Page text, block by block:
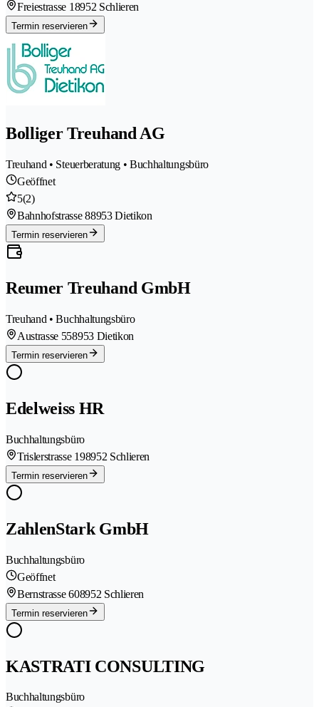
Freiestrasse 18952 Schlieren
Termin reservieren
Bolliger Treuhand AG
Treuhand • Steuerberatung • Buchhaltungsbüro
Geöffnet
5(2)
Bahnhofstrasse 88953 Dietikon
Termin reservieren
Reumer Treuhand GmbH
Treuhand • Buchhaltungsbüro
Austrasse 558953 Dietikon
Termin reservieren
Edelweiss HR
Buchhaltungsbüro
Trislerstrasse 198952 Schlieren
Termin reservieren
ZahlenStark GmbH
Buchhaltungsbüro
Geöffnet
Bernstrasse 608952 Schlieren
Termin reservieren
KASTRATI CONSULTING
Buchhaltungsbüro